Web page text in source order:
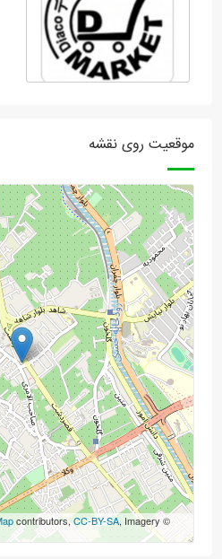
موقعیت روی نقشه
contributors,CC-BY-SA, Imagery ©